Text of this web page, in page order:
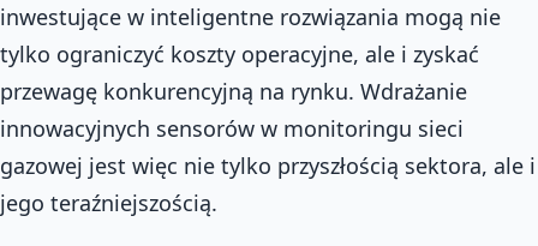
inwestujące w inteligentne rozwiązania mogą nie
tylko ograniczyć koszty operacyjne, ale i zyskać
przewagę konkurencyjną na rynku. Wdrażanie
innowacyjnych sensorów w monitoringu sieci
gazowej jest więc nie tylko przyszłością sektora, ale i
jego teraźniejszością.